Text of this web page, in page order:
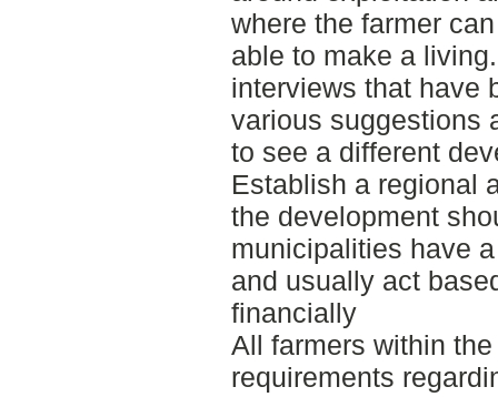
where the farmer
able to make a
interviews that have
various suggestions
to see a different
Establish a regional
the development
municipalities have
and usually act
financially
All farmers within
requirements